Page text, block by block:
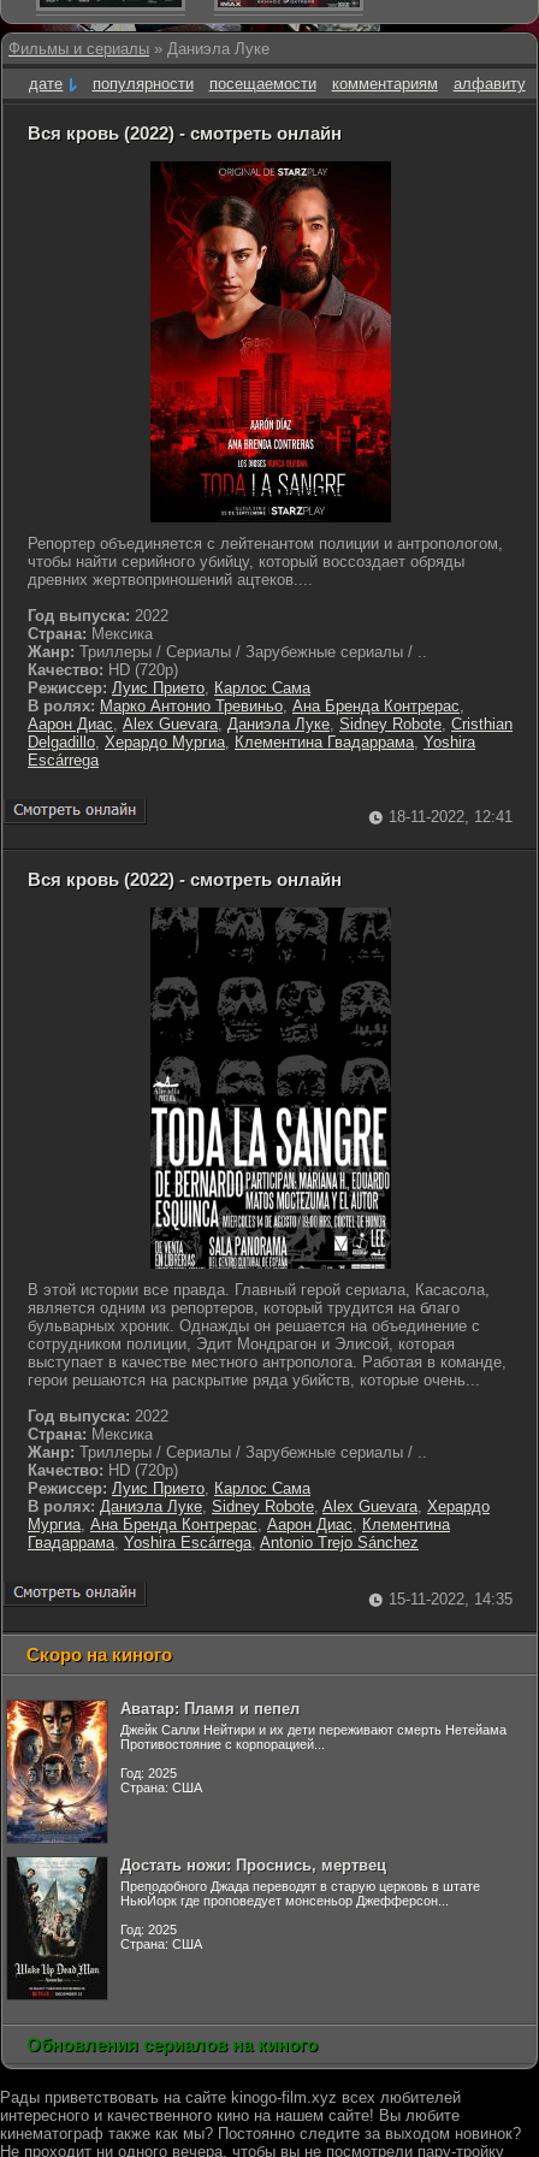
Фильмы и сериалы » Даниэла Луке
дате
популярности посещаемости комментариям алфавиту
Вся кровь (2022) - смотреть онлайн
Репортер объединяется с лейтенантом полиции и антропологом,
чтобы найти серийного убийцу, который воссоздает обряды
древних жертвоприношений ацтеков....
Год выпуска: 2022
Страна: Мексика
Жанр: Триллеры / Сериалы / Зарубежные сериалы / ..
Качество: HD (720p)
Режиссер: Луис Прието, Карлос Сама
В ролях: Марко Антонио Тревиньо, Ана Бренда Контрерас,
Аарон Диас, Alex Guevara, Даниэла Луке, Sidney Robote, Cristhian
Delgadillo, Херардо Мургиа, Клементина Гвадаррама, Yoshira
Escárrega
18-11-2022, 12:41
Вся кровь (2022) - смотреть онлайн
В этой истории все правда. Главный герой сериала, Касасола,
является одним из репортеров, который трудится на благо
бульварных хроник. Однажды он решается на объединение с
сотрудником полиции, Эдит Мондрагон и Элисой, которая
выступает в качестве местного антрополога. Работая в команде,
герои решаются на раскрытие ряда убийств, которые очень...
Год выпуска: 2022
Страна: Мексика
Жанр: Триллеры / Сериалы / Зарубежные сериалы / ..
Качество: HD (720p)
Режиссер: Луис Прието, Карлос Сама
В ролях: Даниэла Луке, Sidney Robote, Alex Guevara, Херардо
Мургиа, Ана Бренда Контрерас, Аарон Диас, Клементина
Гвадаррама, Yoshira Escárrega, Antonio Trejo Sánchez
15-11-2022, 14:35
Скоро на киного
Аватар: Пламя и пепел
Джейк Салли Нейтири и их дети переживают смерть Нетейама
Противостояние с корпорацией...
Год: 2025
Страна: США
Достать ножи: Проснись, мертвец
Преподобного Джада переводят в старую церковь в штате
НьюЙорк где проповедует монсеньор Джефферсон...
Год: 2025
Страна: США
Обновления сериалов на киного
Рады приветствовать на сайте kinogo-film.xyz всех любителей
интересного и качественного кино на нашем сайте! Вы любите
кинематограф также как мы? Постоянно следите за выходом новинок?
Не проходит ни одного вечера, чтобы вы не посмотрели пару-тройку